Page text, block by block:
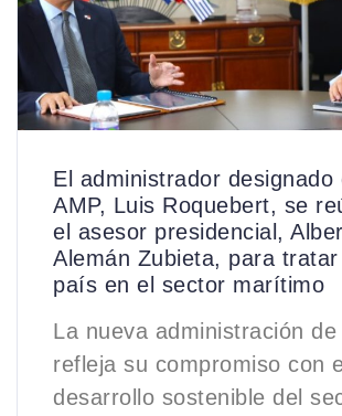
El administrador designado
AMP, Luis Roquebert, se
el asesor presidencial,
Alemán Zubieta, para
país en el sector marítimo
La nueva administración de
refleja su compromiso con
desarrollo sostenible del